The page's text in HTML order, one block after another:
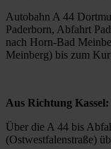
Autobahn A 44
Paderborn, Abfahrt
nach Horn-Bad
Meinberg) bis zum
Aus Richtung Kassel:
Über die A 44 bis
(Ostwestfalenstraße)